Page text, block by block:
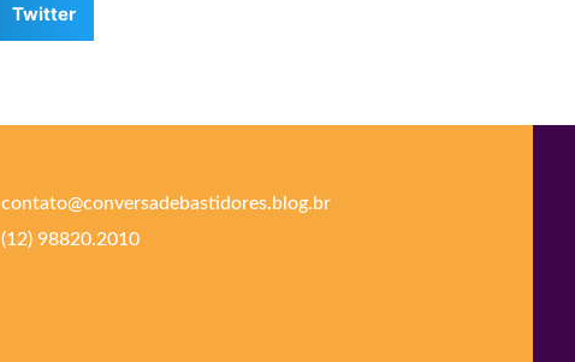
Twitter
contato@conversadebastidores.blog.br
(12) 98820.2010